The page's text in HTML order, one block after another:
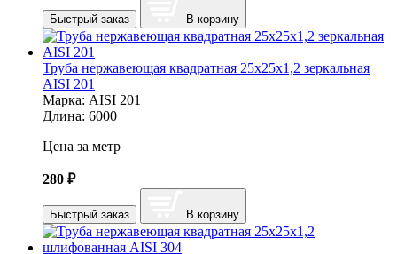
Быстрый заказ В корзину
Труба нержавеющая квадратная 25х25х1,2 зеркальная
AISI 201
Марка: AISI 201
Длина: 6000
Цена за метр
280 ₽
Быстрый заказ В корзину